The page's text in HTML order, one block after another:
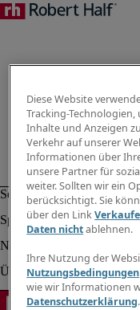
Diese Website
Tracking-
Inhalte und Anzeigen
Verkehr auf unserer
Informationen über
unsere Partner für
weiter. Sollten wir ein
berücksichtigt. Sie
über den Link
Daten nichtablehnen.
Ihre Nutzung der
Nutzungsbedingungen
wie wir Informationen
Datenschutzerklärung.